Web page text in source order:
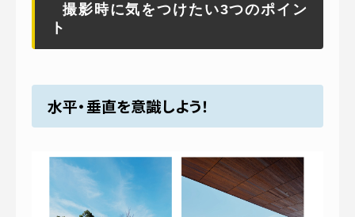
撮影時に気をつけたい3つのポイン
ト
水平・垂直を意識しよう！